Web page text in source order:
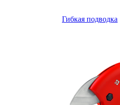
Гибкая подводка